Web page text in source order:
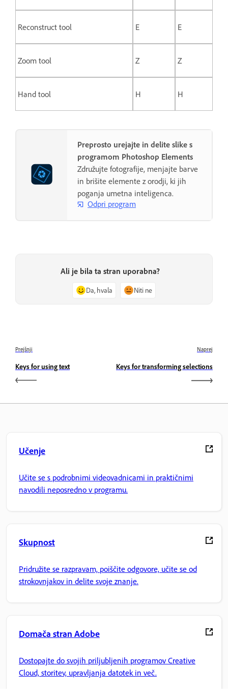
Reconstruct tool E E
Zoom tool Z Z
Hand tool H H
Preprosto urejajte in delite slike s
programom Photoshop Elements
Združujte fotografije, menjajte barve
in brišite elemente z orodji, ki jih
poganja umetna inteligenca.
Odpri program
Ali je bila ta stran uporabna?
Da, hvala Niti ne
Prejšnji
Keys for using text
Naprej
Keys for transforming selections
Učenje
Učite se s podrobnimi videovadnicami in praktičnimi
navodili neposredno v programu.
Skupnost
Pridružite se razpravam, poiščite odgovore, učite se od
strokovnjakov in delite svoje znanje.
Domača stran Adobe
Dostopajte do svojih priljubljenih programov Creative
Cloud, storitev, upravljanja datotek in več.